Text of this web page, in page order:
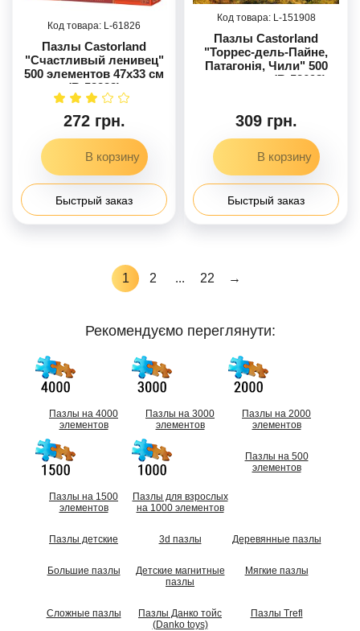
61826
Пазлы Castorland
"Счастливый ленивец"
500 элементов 47x33 см
(B-53223)
272 грн.
Быстрый заказ
151908
Пазлы Castorland
"Торрес-дель-Пайне,
Патагонія, Чили" 500
элементов (B-53698)
309 грн.
Быстрый заказ
1 2 ... 22 →
Рекомендуємо переглянути:
Пазлы на 4000
элементов
Пазлы на 3000
элементов
Пазлы на 2000
элементов
Пазлы на 1500
элементов
Пазлы для взрослых
на 1000 элементов
Пазлы на 500
элементов
Пазлы детские 3d пазлы Деревянные пазлы
Большие пазлы
Детские магнитные
пазлы
Мягкие пазлы
Сложные пазлы
Пазлы Данко тойс
(Danko toys)
Пазлы Trefl